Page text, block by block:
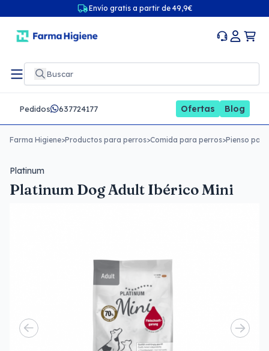
Envío gratis a partir de 49,9€
Pedidos 637724177 Ofertas Blog
Farma Higiene>Productos para perros>Comida para perros>Pienso
Platinum
Platinum Dog Adult Ibérico Mini